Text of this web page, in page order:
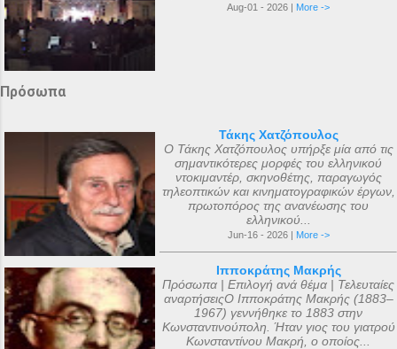
Aug-01 - 2026 | More ->
Πρόσωπα
Τάκης Χατζόπουλος
Ο Τάκης Χατζόπουλος υπήρξε μία από τις
σημαντικότερες μορφές του ελληνικού
ντοκιμαντέρ, σκηνοθέτης, παραγωγός
τηλεοπτικών και κινηματογραφικών έργων,
πρωτοπόρος της ανανέωσης του
ελληνικού...
Jun-16 - 2026 | More ->
Ιπποκράτης Μακρής
Πρόσωπα | Επιλογή ανά θέμα | Τελευταίες
αναρτήσειςΟ Ιπποκράτης Μακρής (1883–
1967) γεννήθηκε το 1883 στην
Κωνσταντινούπολη. Ήταν γιος του γιατρού
Κωνσταντίνου Μακρή, ο οποίος...